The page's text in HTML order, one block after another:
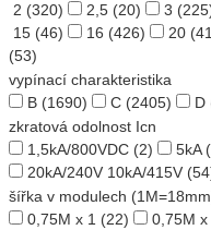
2 (320) 2,5 (20) 3
15 (46) 16 (426) 20
(53)
vypínací charakteristika
B (1690) C (2405) D
zkratová odolnost Icn
1,5kA/800VDC (2) 5kA
20kA/240V 10kA/415V
šířka v modulech
0,75M x 1 (22) 0,75M x